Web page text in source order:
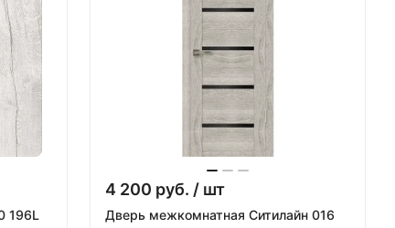
196L
4 200 руб. / шт
Дверь межкомнатная Ситилайн 016